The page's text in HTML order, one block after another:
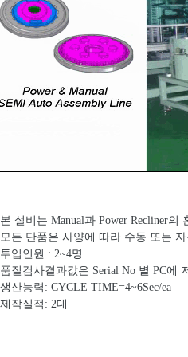
설비는 Manual과 Power Recliner
든 단품은 사양에 따라 수동 또는
입인원 : 2~4명
질검사결과값은 Serial No 별 PC에
산능력: CYCLE TIME=4~6Sec/ea
작실적: 2대